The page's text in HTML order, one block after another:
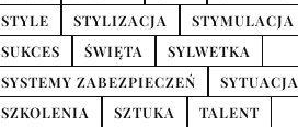
STYLE
STYLIZACJA
STYMULACJA
SUKCES
ŚWIĘTA
SYLWETKA
SYSTEMY ZABEZPIECZEŃ
SYTUACJA
SZKOLENIA
SZTUKA TALENT